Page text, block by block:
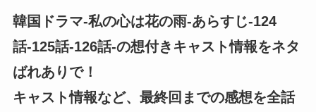
韓国ドラマ-私の心は花の雨-あらすじ-124
話-125話-126話-の想付きキャスト情報をネタ
ばれありで！
キャスト情報など、最終回までの感想を全話